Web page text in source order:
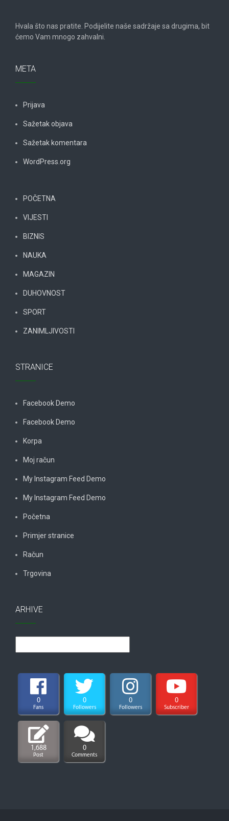
Hvala što nas pratite. Podijelite naše sadržaje sa drugima, bit
ćemo Vam mnogo zahvalni.
META
Prijava
Sažetak objava
Sažetak komentara
WordPress.org
POČETNA
VIJESTI
BIZNIS
NAUKA
MAGAZIN
DUHOVNOST
SPORT
ZANIMLJIVOSTI
STRANICE
Facebook Demo
Facebook Demo
Korpa
Moj račun
My Instagram Feed Demo
My Instagram Feed Demo
Početna
Primjer stranice
Račun
Trgovina
ARHIVE
0
Fans
0
Followers
0
Followers
0
Subscriber
1,688
Post
0
Comments